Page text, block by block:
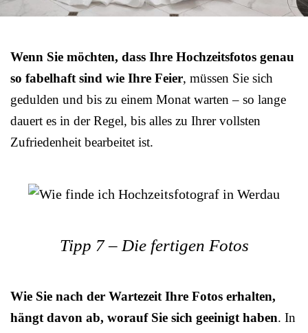
Wenn Sie möchten, dass Ihre Hochzeitsfotos genau
so fabelhaft sind wie Ihre Feier, müssen Sie sich
gedulden und bis zu einem Monat warten – so lange
dauert es in der Regel, bis alles zu Ihrer vollsten
Zufriedenheit bearbeitet ist.
Tipp 7 – Die fertigen Fotos
Wie Sie nach der Wartezeit Ihre Fotos erhalten,
hängt davon ab, worauf Sie sich geeinigt haben. In